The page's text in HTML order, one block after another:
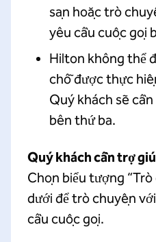
sạn hoặc trò
yêu cầu cuộc gọi
Hilton không thể
chỗ được thực
Quý khách sẽ
bên thứ ba.
Quý khách cần trợ
Chọn biểu tượng
dưới để trò chuyện
cầu cuộc gọi.